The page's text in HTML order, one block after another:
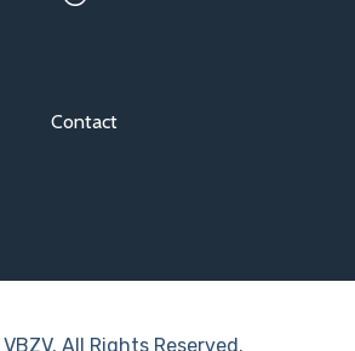
Contact
All Rights Reserved.